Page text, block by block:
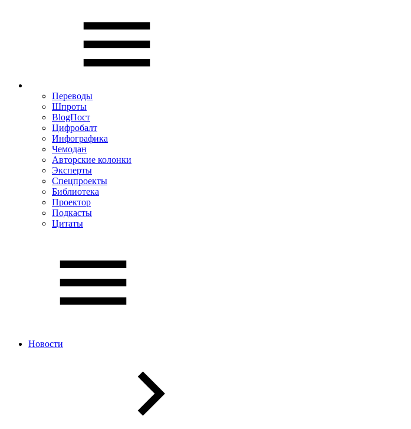
Переводы
Шпроты
BlogПост
Цифробалт
Инфографика
Чемодан
Авторские колонки
Эксперты
Спецпроекты
Библиотека
Проектор
Подкасты
Цитаты
Новости